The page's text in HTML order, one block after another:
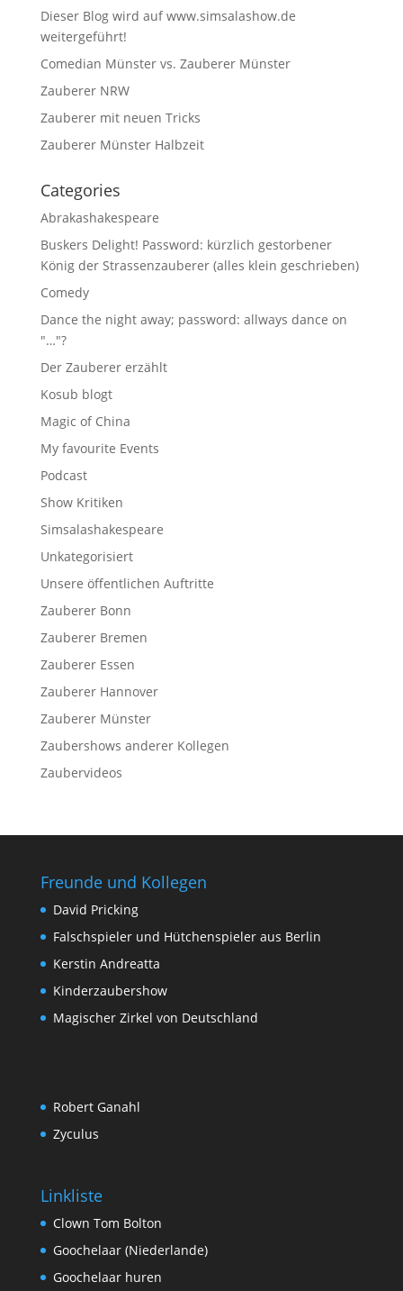
Dieser Blog wird auf www.simsalashow.de
weitergeführt!
Comedian Münster vs. Zauberer Münster
Zauberer NRW
Zauberer mit neuen Tricks
Zauberer Münster Halbzeit
Categories
Abrakashakespeare
Buskers Delight! Password: kürzlich gestorbener
König der Strassenzauberer (alles klein geschrieben)
Comedy
Dance the night away; password: allways dance on
"…"?
Der Zauberer erzählt
Kosub blogt
Magic of China
My favourite Events
Podcast
Show Kritiken
Simsalashakespeare
Unkategorisiert
Unsere öffentlichen Auftritte
Zauberer Bonn
Zauberer Bremen
Zauberer Essen
Zauberer Hannover
Zauberer Münster
Zaubershows anderer Kollegen
Zaubervideos
Freunde und Kollegen
David Pricking
Falschspieler und Hütchenspieler aus Berlin
Kerstin Andreatta
Kinderzaubershow
Magischer Zirkel von Deutschland
Robert Ganahl
Zyculus
Linkliste
Clown Tom Bolton
Goochelaar (Niederlande)
Goochelaar huren